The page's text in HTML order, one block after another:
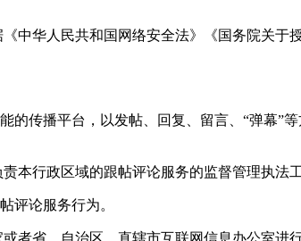
中华人民共和国网络安全法》《国务院关于
传播平台，以发帖、回复、留言、“弹幕”
本行政区域的跟帖评论服务的监督管理执法工
评论服务行为。
者省、自治区、直辖市互联网信息办公室进行